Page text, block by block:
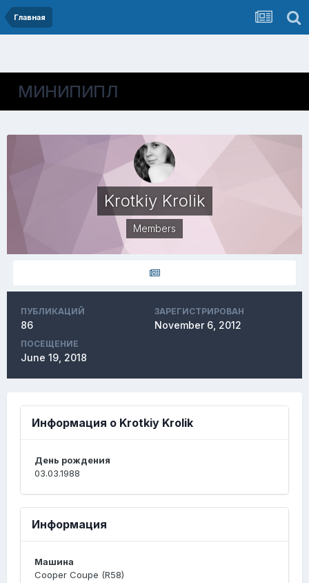
Главная
МИНИПИПЛ
Krotkiy Krolik
Members
ПУБЛИКАЦИЙ
86
ЗАРЕГИСТРИРОВАН
November 6, 2012
ПОСЕЩЕНИЕ
June 19, 2018
Информация о Krotkiy Krolik
День рождения
03.03.1988
Информация
Машина
Cooper Coupe (R58)